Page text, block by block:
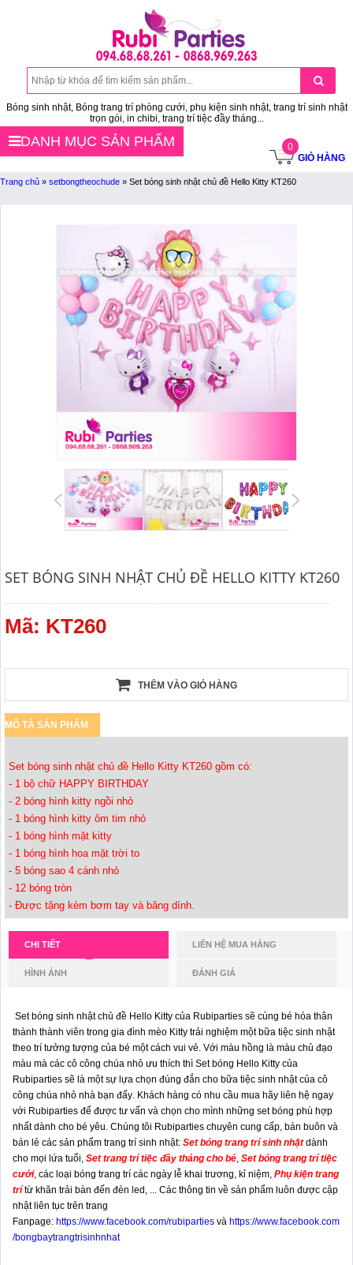
Bóng sinh nhật, Bóng trang trí phòng cưới, phụ kiện sinh nhật, trang trí sinh nhật
trọn gói, in chibi, trang trí tiệc đầy tháng...
0
GIỎ HÀNG
DANH MỤC SẢN PHẨM
Trang chủ » setbongtheochude » Set bóng sinh nhật chủ đề Hello Kitty KT260
SET BÓNG SINH NHẬT CHỦ ĐỀ HELLO KITTY KT260
Mã: KT260
THÊM VÀO GIỎ HÀNG
MÔ TẢ SẢN PHẨM
Set bóng sinh nhật chủ đề Hello Kitty KT260 gồm có:
- 1 bộ chữ HAPPY BIRTHDAY
- 2 bóng hình kitty ngồi nhỏ
- 1 bóng hình kitty ôm tim nhỏ
- 1 bóng hình mặt kitty
- 1 bóng hình hoa mặt trời to
- 5 bóng sao 4 cánh nhỏ
- 12 bóng tròn
- Được tặng kèm bơm tay và băng dính.
CHI TIẾT LIÊN HỆ MUA HÀNG
HÌNH ẢNH ĐÁNH GIÁ
Set bóng sinh nhật chủ đề Hello Kitty của Rubiparties sẽ cùng bé hóa thân
thành thành viên trong gia đình mèo Kitty trải nghiệm một bữa tiệc sinh nhật
theo trí tưởng tượng của bé một cách vui vẻ. Với màu hồng là màu chủ đạo
màu mà các cô công chúa nhỏ ưu thích thì Set bóng Hello Kitty của
Rubiparties sẽ là một sự lựa chọn đúng đắn cho bữa tiệc sinh nhật của cô
công chúa nhỏ nhà bạn đấy. Khách hàng có nhu cầu mua hãy liên hệ ngay
với Rubiparties để được tư vấn và chọn cho mình những set bóng phù hợp
nhất dành cho bé yêu. Chúng tôi Rubiparties chuyên cung cấp, bán buôn và
bán lẻ các sản phẩm trang trí sinh nhật: Set bóng trang trí sinh nhậtdành
cho mọi lứa tuổi, Set trang trí tiệc đầy tháng cho bé, Set bóng trang trí tiệc
cưới, các loại bóng trang trí các ngày lễ khai trương, kỉ niệm, Phụ kiện trang
trítừ khăn trải bàn đến đèn led, ... Các thông tin về sản phẩm luôn được cập
nhật liên tục trên trang
Fanpage: https://www.facebook.com/rubiparties và https://www.facebook.com
/bongbaytrangtrisinhnhat